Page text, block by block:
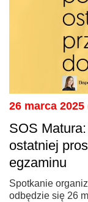
26 marca
SOS
ostatniej
egzaminu
Spotkanie
odbędzie się 26